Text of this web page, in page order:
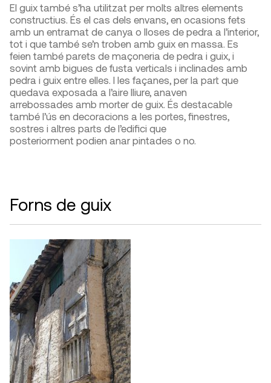
El guix també s’ha utilitzat per molts altres elements
constructius. És el cas dels envans, en ocasions fets
amb un entramat de canya o lloses de pedra a l’interior,
tot i que també se’n troben amb guix en massa. Es
feien també parets de maçoneria de pedra i guix, i
sovint amb bigues de fusta verticals i inclinades amb
pedra i guix entre elles. I les façanes, per la part que
quedava exposada a l’aire lliure, anaven
arrebossades amb morter de guix. És destacable
també l’ús en decoracions a les portes, finestres,
sostres i altres parts de l’edifici que
posteriorment podien anar pintades o no.
Forns de guix